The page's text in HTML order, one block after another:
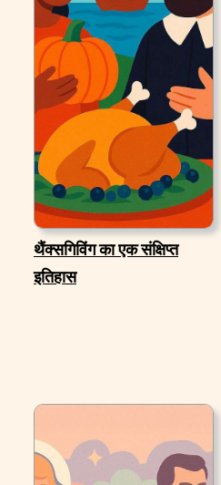
थैंक्सगिविंग का एक संक्षिप्त
इतिहास